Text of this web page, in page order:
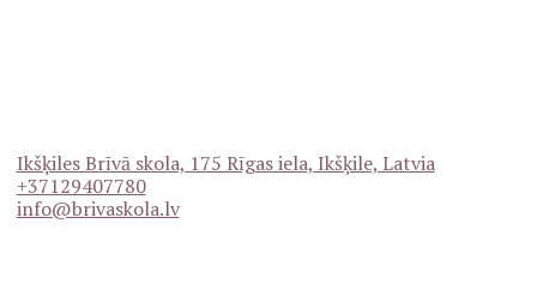
Ikšķiles Brīvā skola, 175 Rīgas iela, Ikšķile, Latvia
+37129407780
info@brivaskola.lv